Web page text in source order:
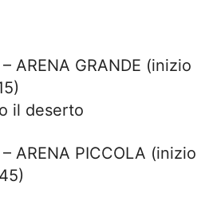
ARENA GRANDE (inizio
il deserto
ARENA PICCOLA (inizio